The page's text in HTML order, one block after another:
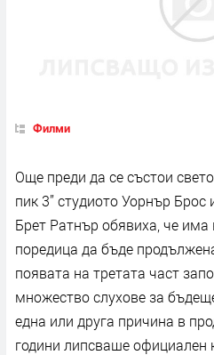
Филми
Още преди да се състои
пик 3” студиото Уорнър
Брет Ратнър обявиха, че
поредица да бъде
появата на третата част
множество слухове за
една или друга причина в
години липсваше официален